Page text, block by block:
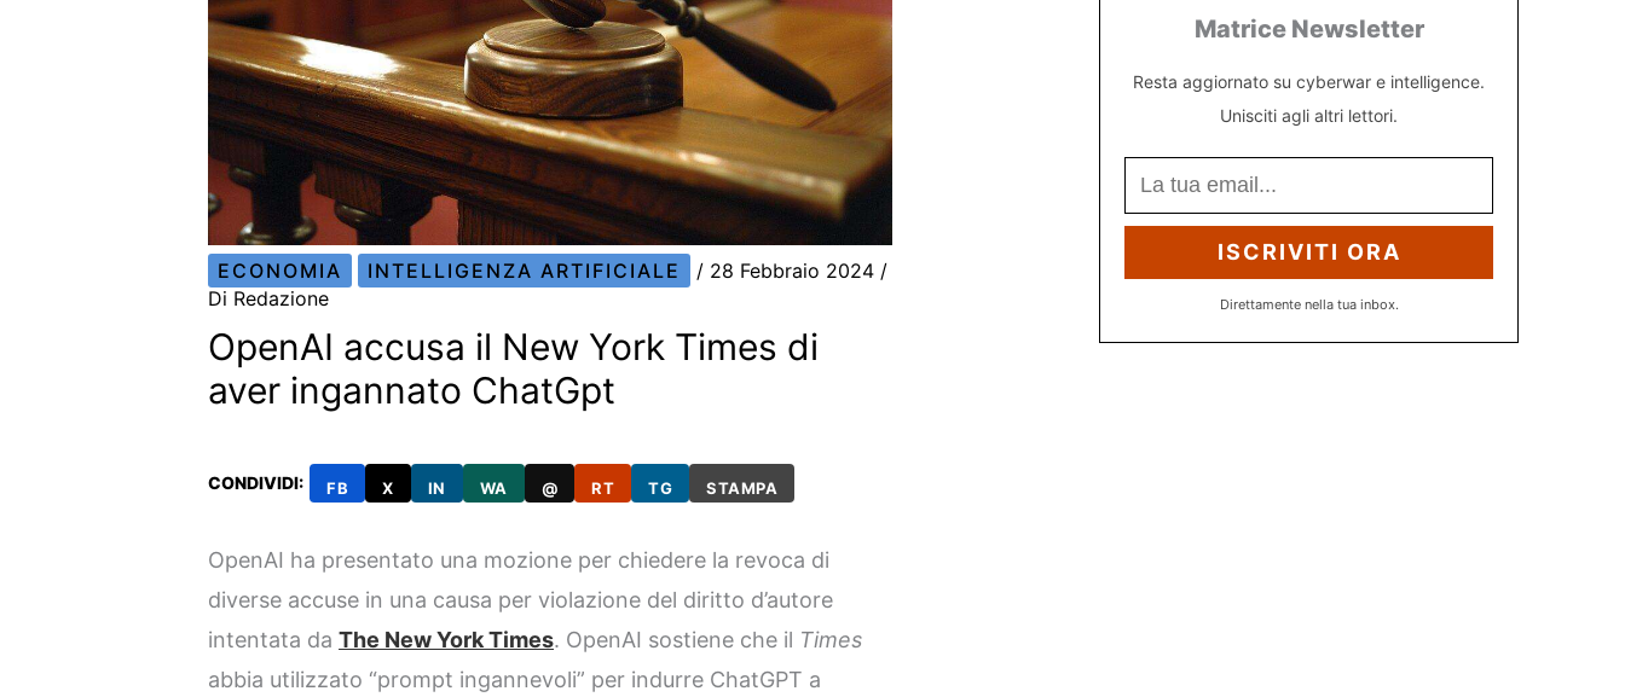
ECONOMIA INTELLIGENZA ARTIFICIALE / 28 Febbraio 2024 /
Di Redazione
OpenAI accusa il New York Times di
aver ingannato ChatGpt
CONDIVIDI: FB X IN WA @ RT TG STAMPA
OpenAI ha presentato una mozione per chiedere la revoca di
diverse accuse in una causa per violazione del diritto d’autore
intentata daThe New York Times. OpenAI sostiene che il Times
abbia utilizzato “prompt ingannevoli” per indurre ChatGPT a
Matrice Newsletter
Resta aggiornato su cyberwar e intelligence.
Unisciti agli altri lettori.
ISCRIVITI ORA
Direttamente nella tua inbox.